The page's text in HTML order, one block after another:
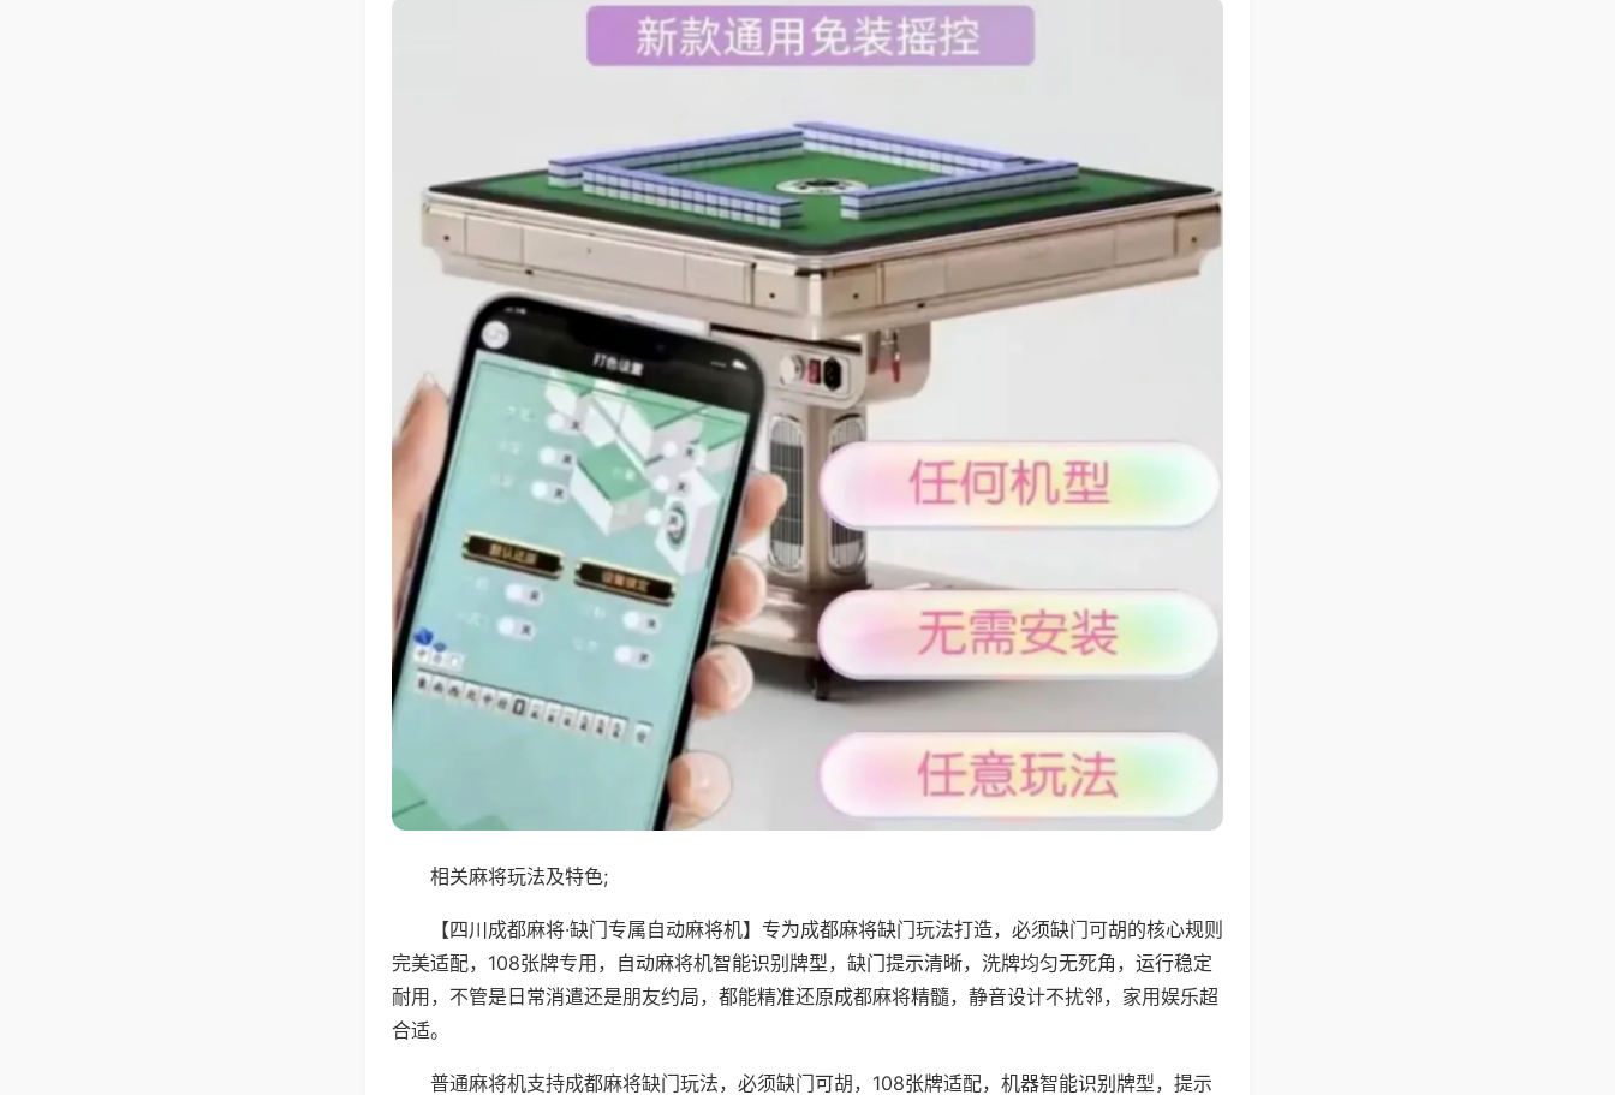
相关麻将玩法及特色;
【四川成都麻将·缺门专属自动麻将机】专为成都麻将缺门玩法打造，必须缺门可胡的核心规则
完美适配，108张牌专用，自动麻将机智能识别牌型，缺门提示清晰，洗牌均匀无死角，运行稳定
耐用，不管是日常消遣还是朋友约局，都能精准还原成都麻将精髓，静音设计不扰邻，家用娱乐超
合适。
普通麻将机支持成都麻将缺门玩法，必须缺门可胡，108张牌适配，机器智能识别牌型，提示